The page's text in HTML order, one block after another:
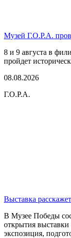
Музей Г.О.Р.А.
8 и 9 августа в
пройдет
08.08.2026
Г.О.Р.А.
Выставка
В Музее Победы
открытия
экспозиция,